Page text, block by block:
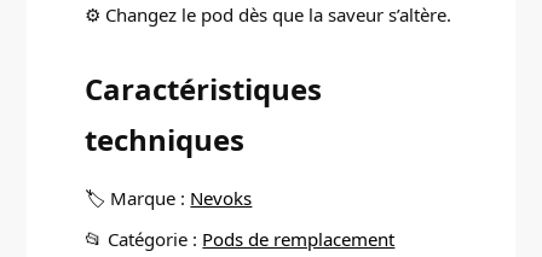
⚙️ Changez le pod dès que la saveur s’altère.
Caractéristiques
techniques
🏷️ Marque : Nevoks
📂 Catégorie : Pods de remplacement